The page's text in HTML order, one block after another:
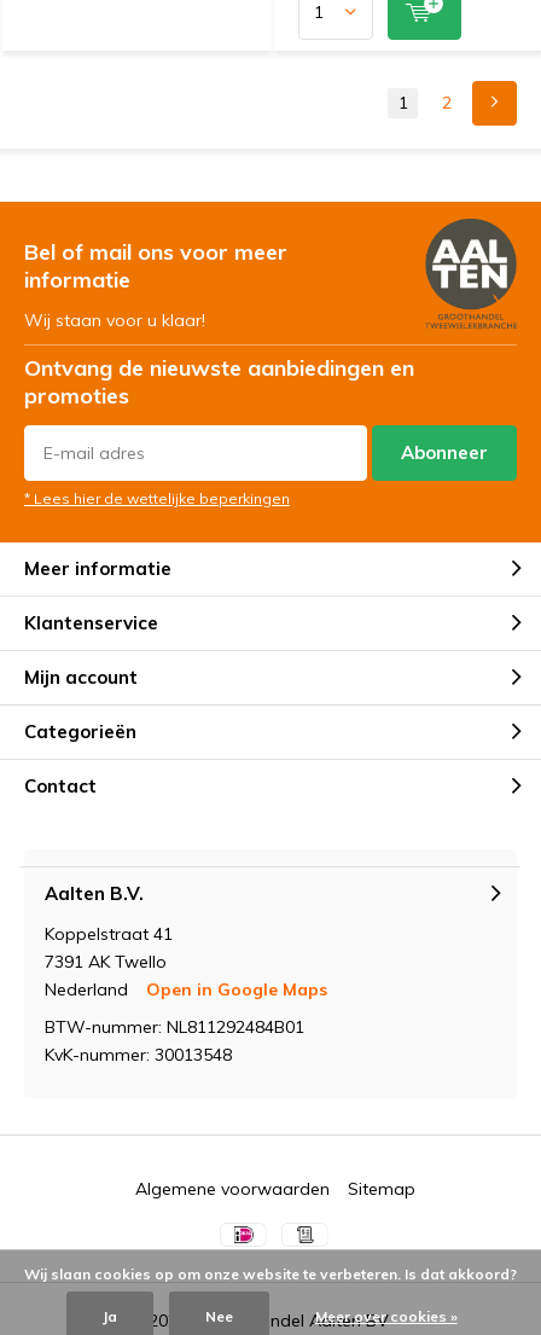
1 2
Bel of mail ons voor meer
informatie
Wij staan voor u klaar!
Ontvang de nieuwste aanbiedingen en
promoties
Abonneer
* Lees hier de wettelijke beperkingen
Meer informatie
Klantenservice
Mijn account
Categorieën
Contact
Aalten B.V.
Koppelstraat 41
7391 AK Twello
Nederland
Open in Google Maps
BTW-nummer: NL811292484B01
KvK-nummer: 30013548
© 2026 - Groothandel Aalten BV
Algemene voorwaarden Sitemap
Wij slaan cookies op om onze website te verbeteren. Is dat akkoord?
Ja Nee Meer over cookies »